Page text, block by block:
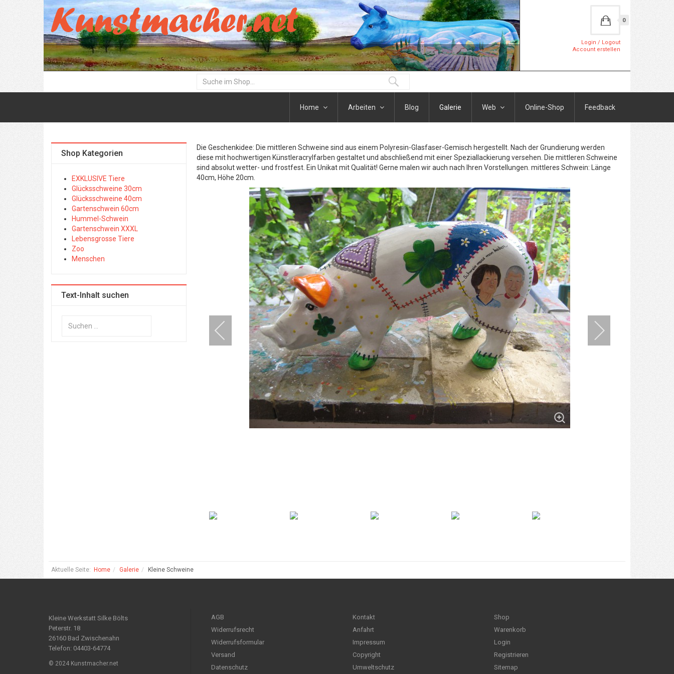
0
Login / Logout
Account erstellen
Home Arbeiten Blog Galerie Web Online-Shop Feedback
Die Geschenkidee: Die mittleren Schweine sind aus einem Polyresin-Glasfaser-Gemisch hergestellt. Nach der Grundierung werden
diese mit hochwertigen Künstleracrylfarben gestaltet und abschließend mit einer Speziallackierung versehen. Die mittleren Schweine
sind absolut wetter- und frostfest. Ein Unikat mit Qualität! Gerne malen wir auch nach Ihren Vorstellungen. mittleres Schwein: Länge
40cm, Höhe 20cm.
Shop Kategorien
EXKLUSIVE Tiere
Glücksschweine 30cm
Glücksschweine 40cm
Gartenschwein 60cm
Hummel-Schwein
Gartenschwein XXXL
Lebensgrosse Tiere
Zoo
Menschen
Text-Inhalt suchen
Aktuelle Seite: Home Galerie Kleine Schweine
Kleine Werkstatt Silke Bölts
Peterstr. 18
26160 Bad Zwischenahn
Telefon: 04403-64774
© 2024 Kunstmacher.net
AGB
Widerrufsrecht
Widerrufsformular
Versand
Datenschutz
Kontakt
Anfahrt
Impressum
Copyright
Umweltschutz
Shop
Warenkorb
Login
Registrieren
Sitemap